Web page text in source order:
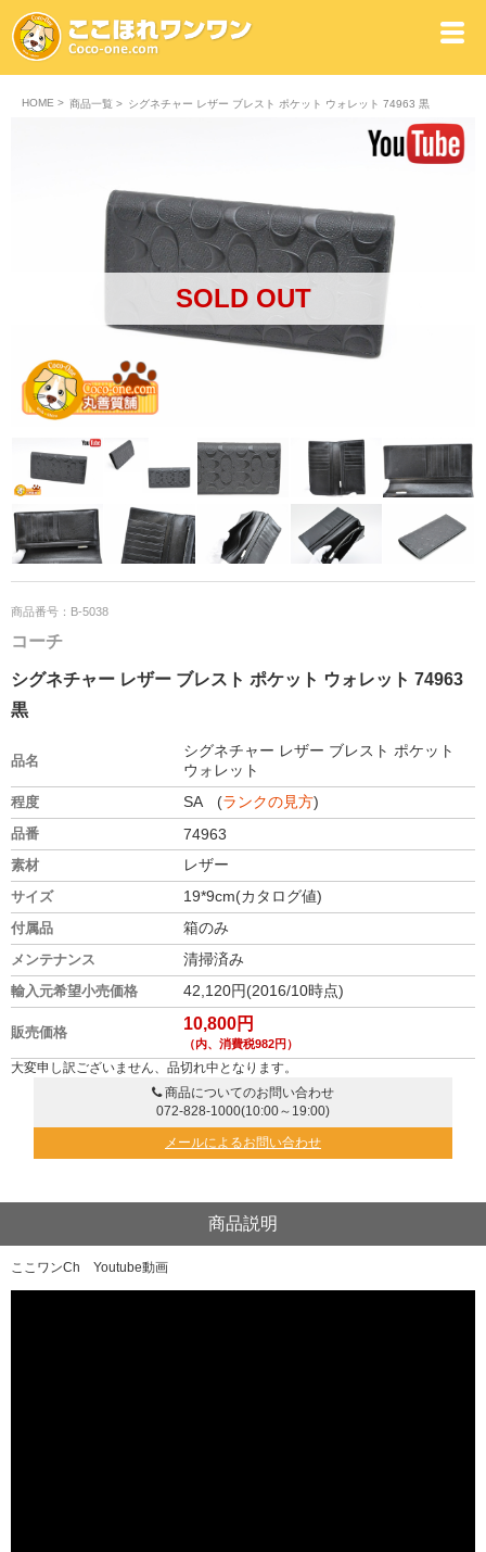
HOME > 商品一覧 > シグネチャー レザー ブレスト ポケット ウォレット 74963 黒
SOLD OUT
商品番号：B-5038
コーチ
シグネチャー レザー ブレスト ポケット ウォレット 74963
黒
品名
シグネチャー レザー ブレスト ポケット
ウォレット
程度 SA (ランクの見方)
品番 74963
素材 レザー
サイズ 19*9cm(カタログ値)
付属品 箱のみ
メンテナンス 清掃済み
輸入元希望小売価格 42,120円(2016/10時点)
販売価格 10,800円
（内、消費税982円）
大変申し訳ございません、品切れ中となります。
商品についてのお問い合わせ
072-828-1000(10:00～19:00)
メールによるお問い合わせ
商品説明
ここワンCh Youtube動画